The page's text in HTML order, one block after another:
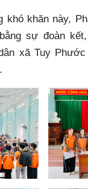
khó khăn này,
sự đoàn
xã Tuy